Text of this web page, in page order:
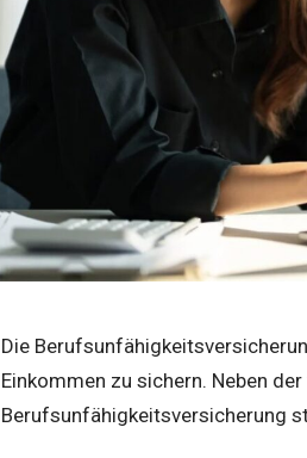
Die
Einkommen zu sichern. Neben
Berufsunfähigkeitsversicherung